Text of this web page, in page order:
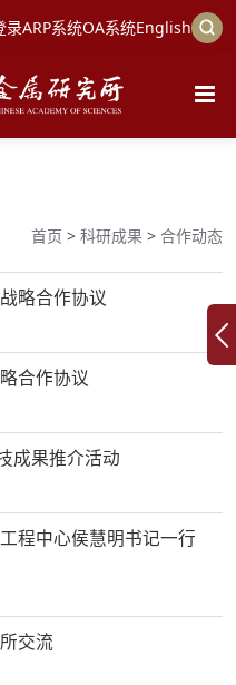
录ARP系统OA系统English
首页 > 科研成果 > 合作动态
略合作协议
合作协议
成果推介活动
程中心侯慧明书记一行
交流